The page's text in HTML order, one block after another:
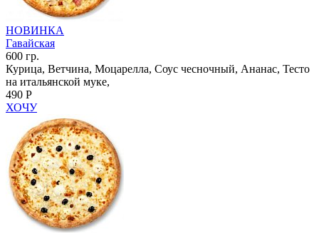
НОВИНКА
Гавайская
600 гр.
Курица, Ветчина, Моцарелла, Соус чесночный, Ананас, Тесто
на итальянской муке,
490 Р
ХОЧУ